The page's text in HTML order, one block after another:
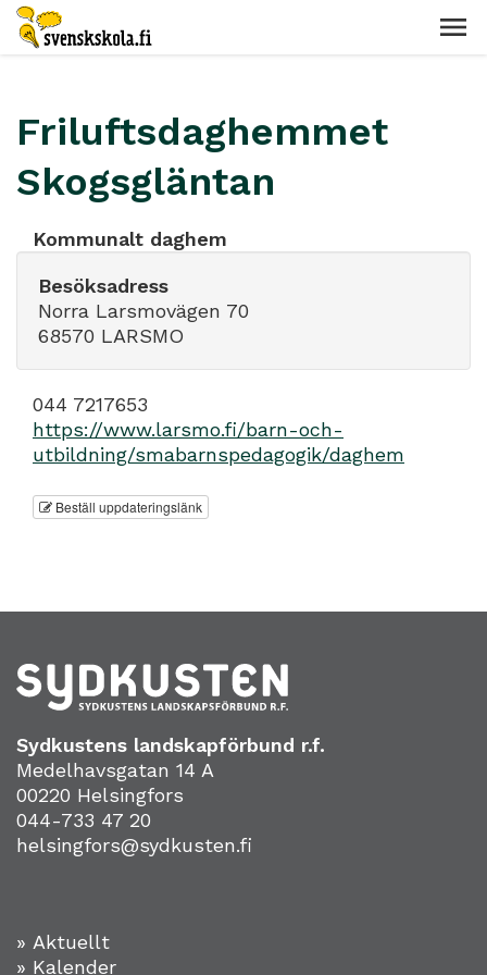
Friluftsdaghemmet
Skogsgläntan
Kommunalt daghem
Besöksadress
Norra Larsmovägen 70
68570 LARSMO
044 7217653
https://www.larsmo.fi/barn-och-
utbildning/smabarnspedagogik/daghem
Beställ uppdateringslänk
Sydkustens landskapförbund r.f.
Medelhavsgatan 14 A
00220 Helsingfors
044-733 47 20
helsingfors@sydkusten.fi
» Aktuellt
» Kalender